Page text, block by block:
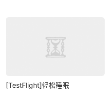
[TestFlight]轻松睡眠